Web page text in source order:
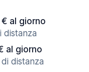
al giorno
distanza
al giorno
distanza